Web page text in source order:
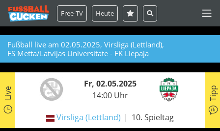
Free-TV Heute
Fußball live am 02.05.2025, Virsliga (Lettland),
FS Metta/Latvijas Universitate - FK Liepaja
Live
Fr, 02.05.2025
14:00 Uhr
Virsliga (Lettland) 10. Spieltag
Tipp